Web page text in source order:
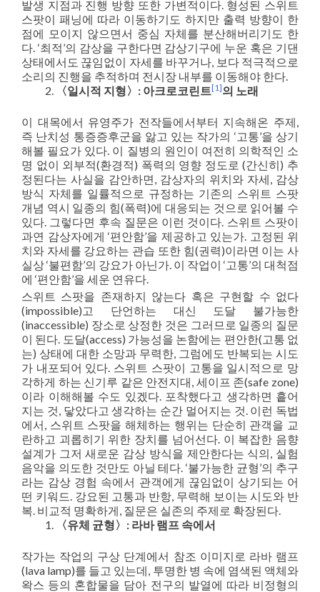
발생 지점과 진행 방향 또한 가변적이다. 형성된 스위트
스팟이 패닝에 따라 이동하기도 하지만 출력 방향이 한
점에 모이지 않으면서 중심 자체를 분산해버리기도 한
다. ‘최적’의 감상을 구한다면 감상기구에 누운 혹은 기댄
상태에서도 끊임없이 자세를 바꾸거나, 보다 적극적으로
소리의 진행을 추적하며 전시장 내부를 이동해야 한다.
〈일시적 지형〉: 아크로코린트[1]의 노래
이 대목에서 유영주가 전작들에서부터 지속해온 주제,
즉 난치성 통증증후군을 앓고 있는 작가의 ‘고통’을 상기
해볼 필요가 있다. 이 질병의 원인이 여전히 의학적인 소
명 없이 외부적(환경적) 폭력의 영향 정도로 (간신히) 추
정된다는 사실을 감안하면, 감상자의 위치와 자세, 감상
방식 자체를 일률적으로 규정하는 기존의 스위트 스팟
개념 역시 일종의 힘(폭력)에 대응되는 것으로 읽어볼 수
있다. 그렇다면 후속 질문은 이런 것이다. 스위트 스팟이
과연 감상자에게 ‘편안함’을 제공하고 있는가. 고정된 위
치와 자세를 강요하는 관습 또한 힘(권력)이라면 이는 사
실상 ‘불편함’의 강요가 아닌가. 이 작업이 ‘고통’의 대척점
에 ‘편안함’을 세운 연유다.
스위트 스팟을 존재하지 않는다 혹은 구현할 수 없다
(impossible)고 단언하는 대신 도달 불가능한
(inaccessible) 장소로 상정한 것은 그러므로 일종의 질문
이 된다. 도달(access) 가능성을 논함에는 편안한(고통 없
는) 상태에 대한 소망과 무력한, 그럼에도 반복되는 시도
가 내포되어 있다. 스위트 스팟이 고통을 일시적으로 망
각하게 하는 신기루 같은 안전지대, 세이프 존(safe zone)
이라 이해해볼 수도 있겠다. 포착했다고 생각하면 흩어
지는 것, 닿았다고 생각하는 순간 멀어지는 것. 이런 독법
에서, 스위트 스팟을 해체하는 행위는 단순히 관객을 교
란하고 괴롭히기 위한 장치를 넘어선다. 이 복잡한 음향
설계가 그저 새로운 감상 방식을 제안한다는 식의, 실험
음악을 의도한 것만도 아닐 테다. ‘불가능한 균형’의 추구
라는 감상 경험 속에서 관객에게 끊임없이 상기되는 어
떤 키워드. 강요된 고통과 반항, 무력해 보이는 시도와 반
복. 비교적 명확하게, 질문은 실존의 주제로 확장된다.
〈유체 균형〉: 라바 램프 속에서
작가는 작업의 구상 단계에서 참조 이미지로 라바 램프
(lava lamp)를 들고 있는데, 투명한 병 속에 염색된 액체와
왁스 등의 혼합물을 담아 전구의 발열에 따라 비정형의